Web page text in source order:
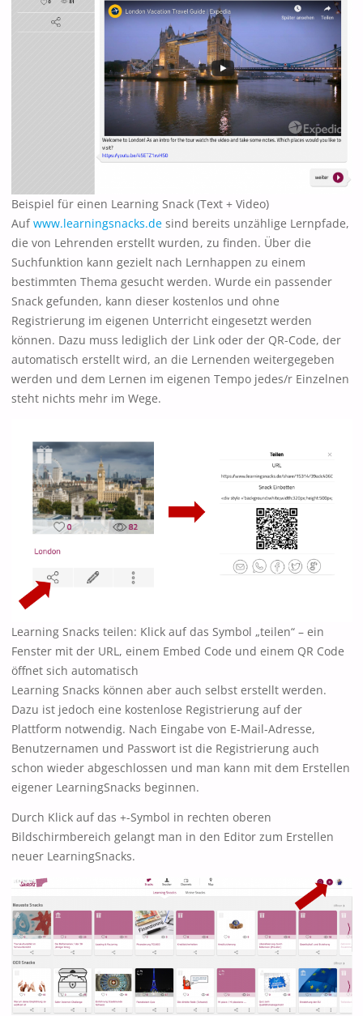
Beispiel für einen Learning Snack (Text + Video)
Aufwww.learningsnacks.de sind bereits unzählige Lernpfade,
die von Lehrenden erstellt wurden, zu finden. Über die
Suchfunktion kann gezielt nach Lernhappen zu einem
bestimmten Thema gesucht werden. Wurde ein passender
Snack gefunden, kann dieser kostenlos und ohne
Registrierung im eigenen Unterricht eingesetzt werden
können. Dazu muss lediglich der Link oder der QR-Code, der
automatisch erstellt wird, an die Lernenden weitergegeben
werden und dem Lernen im eigenen Tempo jedes/r Einzelnen
steht nichts mehr im Wege.
Learning Snacks teilen: Klick auf das Symbol „teilen“ – ein
Fenster mit der URL, einem Embed Code und einem QR Code
öffnet sich automatisch
Learning Snacks können aber auch selbst erstellt werden.
Dazu ist jedoch eine kostenlose Registrierung auf der
Plattform notwendig. Nach Eingabe von E-Mail-Adresse,
Benutzernamen und Passwort ist die Registrierung auch
schon wieder abgeschlossen und man kann mit dem Erstellen
eigener LearningSnacks beginnen.
Durch Klick auf das +-Symbol in rechten oberen
Bildschirmbereich gelangt man in den Editor zum Erstellen
neuer LearningSnacks.